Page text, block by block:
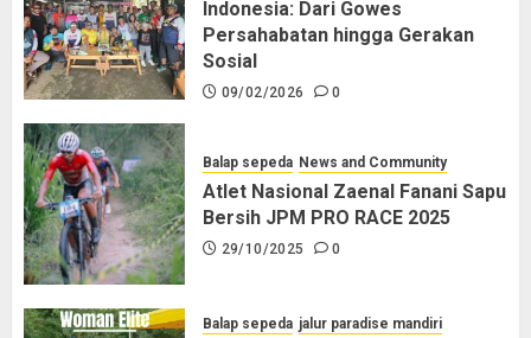
Indonesia: Dari Gowes
Persahabatan hingga Gerakan
Sosial
09/02/2026 0
Balap sepeda News and Community
Atlet Nasional Zaenal Fanani Sapu
Bersih JPM PRO RACE 2025
29/10/2025 0
Balap sepeda jalur paradise mandiri